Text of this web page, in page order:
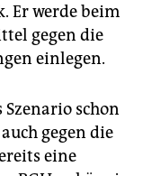
Er werde beim
gegen die
einlegen.
schon
gegen die
eine